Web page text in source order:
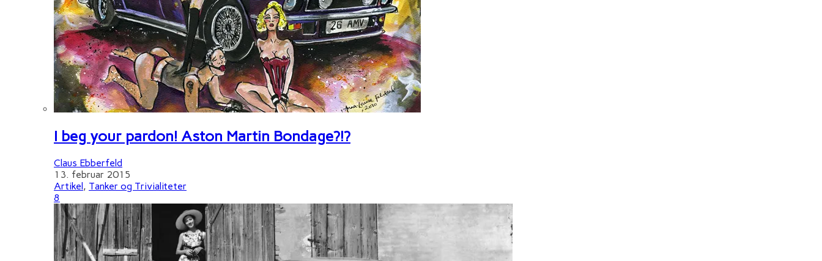
I beg your pardon! Aston Martin Bondage?!?
Claus Ebberfeld
13. februar 2015
Artikel, Tanker og Trivialiteter
8